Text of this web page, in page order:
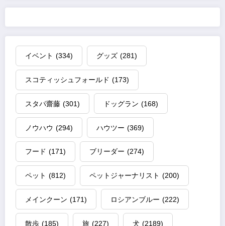
イベント (334) グッズ (281)
スコティッシュフォールド (173)
スタパ齋藤 (301) ドッグラン (168)
ノウハウ (294) ハウツー (369)
フード (171) ブリーダー (274)
ペット (812) ペットジャーナリスト (200)
メインクーン (171) ロシアンブルー (222)
散歩 (185) 旅 (227) 犬 (2189)